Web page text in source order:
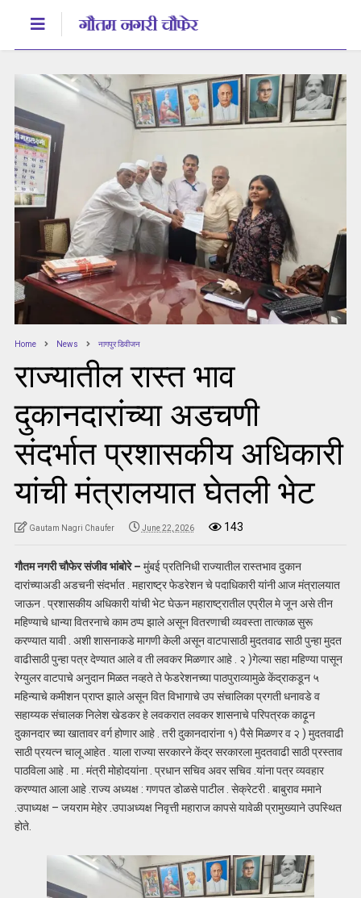
Home News नागपुर डिवीजन
राज्यातील रास्त भाव
दुकानदारांच्या अडचणी
संदर्भात प्रशासकीय अधिकारी
यांची मंत्रालयात घेतली भेट
Gautam Nagri Chaufer June 22, 2026 143
गौतम नगरी चौफेर संजीव भांबोरे – मुंबई प्रतिनिधी राज्यातील रास्तभाव दुकान
दारांच्याअडी अडचनी संदर्भात . महाराष्ट्र फेडरेशन चे पदाधिकारी यांनी आज मंत्रालयात
जाऊन . प्रशासकीय अधिकारी यांची भेट घेऊन महाराष्ट्रातील एप्रील मे जून असे तीन
महिण्याचे धान्या वितरनाचे काम ठप्प झाले असून वितरणाची व्यवस्ता तात्काळ सुरू
करण्यात यावी . अशी शासनाकडे मागणी केली असून वाटपासाठी मुदतवाढ साठी पुन्हा मुदत
वाढीसाठी पुन्हा पत्र देण्यात आले व ती लवकर मिळणार आहे . २ )गेल्या सहा महिण्या पासून
रेग्युलर वाटपाचे अनुदान मिळत नव्हते ते फेडरेशनच्या पाठपुराव्यामुळे केंद्राकडून ५
महिन्याचे कमीशन प्राप्त झाले असून वित विभागाचे उप संचालिका प्रगती धनावडे व
सहाय्यक संचालक निलेश खेडकर हे लवकरात लवकर शासनाचे परिपत्रक काढ़ून
दुकानदार च्या खातावर वर्ग होणार आहे . तरी दुकानदारांना १) पैसे मिळणर व २ ) मुदतवाढी
साठी प्रयत्न चालू आहेत . याला राज्या सरकारने केंद्र सरकारला मुदतवाढी साठी प्रस्ताव
पाठविला आहे . मा . मंत्री मोहोदयांना . प्रधान सचिव अवर सचिव .यांना पत्र व्यवहार
करण्यात आला आहे .राज्य अध्यक्ष : गणपत डोळसे पाटील . सेक्रेटरी . बाबुराव ममाने
.उपाध्यक्ष – जयराम मेहेर .उपाअध्यक्ष निवृत्ती महाराज कापसे यावेळी प्रामुख्याने उपस्थित
होते.